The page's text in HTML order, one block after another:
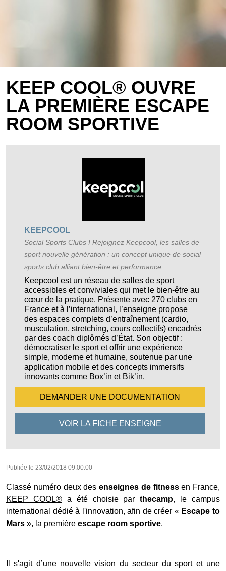
KEEP COOL® OUVRE
LA PREMIÈRE ESCAPE
ROOM SPORTIVE
KEEPCOOL
Social Sports Clubs I Rejoignez Keepcool, les salles de
sport nouvelle génération : un concept unique de social
sports club alliant bien-être et performance.
Keepcool est un réseau de salles de sport
accessibles et conviviales qui met le bien-être au
cœur de la pratique. Présente avec 270 clubs en
France et à l’international, l’enseigne propose
des espaces complets d’entraînement (cardio,
musculation, stretching, cours collectifs) encadrés
par des coach diplômés d’État. Son objectif :
démocratiser le sport et offrir une expérience
simple, moderne et humaine, soutenue par une
application mobile et des concepts immersifs
innovants comme Box’in et Bik’in.
DEMANDER UNE DOCUMENTATION
VOIR LA FICHE ENSEIGNE
Publiée le 23/02/2018 09:00:00
Classé numéro deux des enseignes de fitnessen France,
KEEP COOL®a été choisie parthecamp, le campus
international dédié à l'innovation, afin de créer «Escape to
Mars », la première escape room sportive.
Il s'agit d’une nouvelle vision du secteur du sport et une